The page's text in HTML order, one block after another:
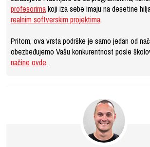
profesorimakoji iza sebe imaju na desetine
realnim softverskim projektima.
Pritom, ova vrsta podrške je samo jedan od
obezbeđujemo Vašu konkurentnost posle
načine ovde.